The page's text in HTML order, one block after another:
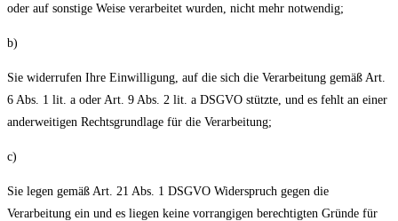
oder auf sonstige Weise verarbeitet wurden, nicht mehr notwendig;
b)
Sie widerrufen Ihre Einwilligung, auf die sich die Verarbeitung gemäß Art.
6 Abs. 1 lit. a oder Art. 9 Abs. 2 lit. a DSGVO stützte, und es fehlt an einer
anderweitigen Rechtsgrundlage für die Verarbeitung;
c)
Sie legen gemäß Art. 21 Abs. 1 DSGVO Widerspruch gegen die
Verarbeitung ein und es liegen keine vorrangigen berechtigten Gründe für